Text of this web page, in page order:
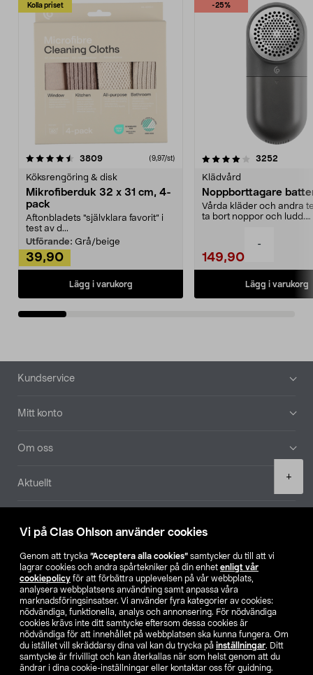
Vi på Clas Ohlson använder cookies
Genom att trycka ”Acceptera alla cookies” samtycker du till att vi
lagrar cookies och andra spårtekniker på din enhet enligt vår
cookiepolicy för att förbättra upplevelsen på vår webbplats,
analysera webbplatsens användning samt anpassa våra
marknadsföringsinsatser. Vi använder fyra kategorier av cookies:
nödvändiga, funktionella, analys och annonsering. För nödvändiga
cookies krävs inte ditt samtycke eftersom dessa cookies är
nödvändiga för att innehållet på webbplatsen ska kunna fungera. Om
du istället vill skräddarsy dina val kan du trycka på inställningar. Ditt
samtycke är frivilligt och kan återkallas när som helst genom att du
ändrar i dina cookie-inställningar eller kontaktar oss för guidning.
-
+
Kolla priset
3809recensioner (9,97/st)
Köksrengöring & disk
Mikrofiberduk 32 x 31 cm, 4-
pack
Aftonbladets "självklara favorit” i
test av d...
Utförande: Grå/beige
39,90
Lägg i varukorg
-25%
4.0av 5 stjärnor 3252
Klädvård
Noppborttagare
Vårda kläder och andra
ta bort noppor och ludd.
149,90
Lägg i varukorg
4.5av 5 stjärnor
Sidfot
Kundservice
Mitt konto
Om oss
Aktuellt
Hitta butik
SE NO FI